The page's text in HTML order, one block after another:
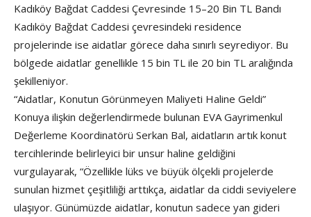
Kadıköy Bağdat Caddesi Çevresinde 15–20 Bin TL Bandı
Kadıköy Bağdat Caddesi çevresindeki residence
projelerinde ise aidatlar görece daha sınırlı seyrediyor. Bu
bölgede aidatlar genellikle 15 bin TL ile 20 bin TL aralığında
şekilleniyor.
“Aidatlar, Konutun Görünmeyen Maliyeti Haline Geldi”
Konuya ilişkin değerlendirmede bulunan EVA Gayrimenkul
Değerleme Koordinatörü Serkan Bal, aidatların artık konut
tercihlerinde belirleyici bir unsur haline geldiğini
vurgulayarak, “Özellikle lüks ve büyük ölçekli projelerde
sunulan hizmet çeşitliliği arttıkça, aidatlar da ciddi seviyelere
ulaşıyor. Günümüzde aidatlar, konutun sadece yan gideri